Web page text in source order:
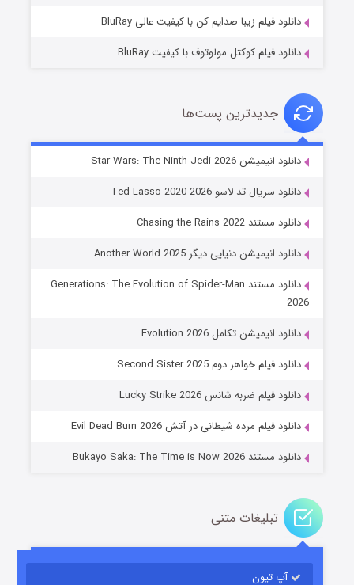
خاندان اژدها فصل ۳
جادوگری در مغولستان
باب اسفنجی فصل ۱۷
دانلود فیلم زیبا صدایم کن با کیفیت عالی BluRay
دانلود فیلم کوکتل مولوتوف با کیفیت BluRay
جدیدترین پست‌ها
دانلود انیمیشن Star Wars: The Ninth Jedi 2026
دانلود سریال تد لاسو Ted Lasso 2020-2026
دانلود مستند Chasing the Rains 2022
دانلود انیمیشن دنیایی دیگر Another World 2025
دانلود مستند Generations: The Evolution of Spider-Man
2026
دانلود انیمیشن تکامل Evolution 2026
دانلود فیلم خواهر دوم Second Sister 2025
دانلود فیلم ضربه شانس Lucky Strike 2026
دانلود فیلم مرده شیطانی در آتش Evil Dead Burn 2026
دانلود مستند Bukayo Saka: The Time is Now 2026
تبلیغات متنی
آپ تیون